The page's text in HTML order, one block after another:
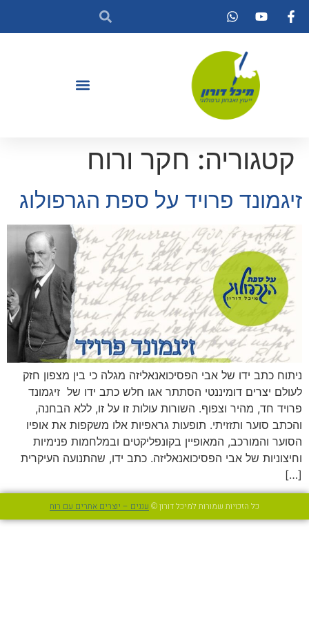
קטגוריה: חקר ורוח
זיגמונד פרויד על ספת הגרפולוג
ניתוח כתב ידו של אבי הפסיכואנאליזה מגלה כי בין מצפון חזק
לעולם יצרים דומיננטי הסתתר אגו חלש כתב ידו של זיגמונד
פרויד חד, מהיר וצפוף. השורות עולות זו על זו, ללא הבחנה,
והכתב סוער ותזזיתי. תופעות גראפיות אלו משקפות את אופיו
הסוער והמורכב, המאופיין בקונפליקטים ובמלחמות פנימיות
וחיצוניות של אבי הפסיכואנאליזה. כתב ידו, שהתנועה העיקרית
[…]
כל הזכויות שמורות למיכל דורון © עננים – יוצרים אתרים עם רוח